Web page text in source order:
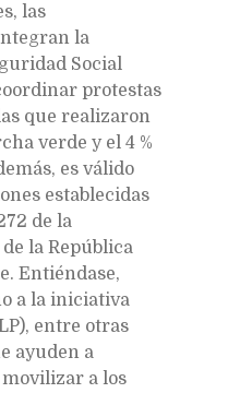
las
la
Social
protestas
que realizaron
verde y el 4 %
es válido
establecidas
de la
la República
Entiéndase,
a la iniciativa
entre otras
ayuden a
a los